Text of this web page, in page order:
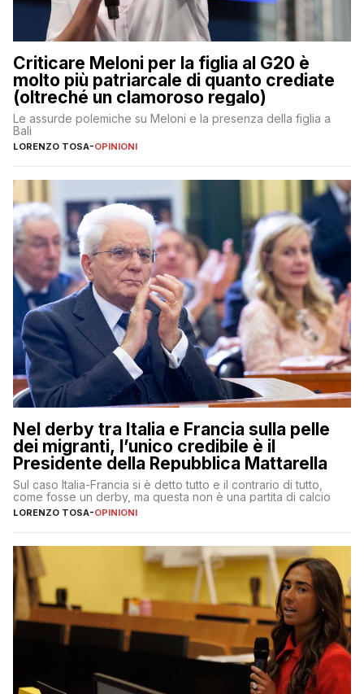
Criticare Meloni per la figlia al G20 è
molto più patriarcale di quanto crediate
(oltreché un clamoroso regalo)
Le assurde polemiche su Meloni e la presenza della figlia a
Bali
LORENZO TOSA-OPINIONI
Nel derby tra Italia e Francia sulla pelle
dei migranti, l’unico credibile è il
Presidente della Repubblica Mattarella
Sul caso Italia-Francia si è detto tutto e il contrario di tutto,
come fosse un derby, ma questa non è una partita di calcio
LORENZO TOSA-OPINIONI